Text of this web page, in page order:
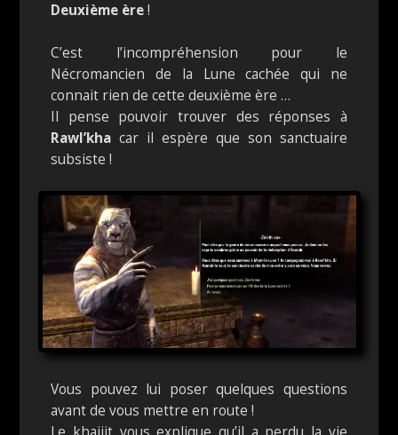
Deuxième ère!
C’est l’incompréhension pour le
Nécromancien de la Lune cachée qui ne
connait rien de cette deuxième ère …
Il pense pouvoir trouver des réponses à
Rawl’kha car il espère que son sanctuaire
subsiste !
Vous pouvez lui poser quelques questions
avant de vous mettre en route !